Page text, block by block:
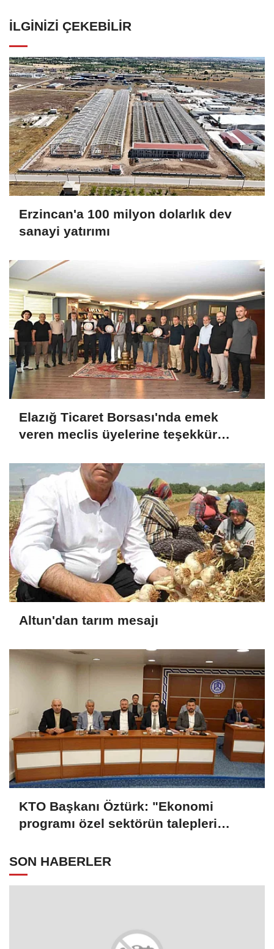
İLGINIZI ÇEKEBILIR
Erzincan'a 100 milyon dolarlık dev
sanayi yatırımı
Elazığ Ticaret Borsası'nda emek
veren meclis üyelerine teşekkür
Altun'dan tarım mesajı
KTO Başkanı Öztürk: "Ekonomi
programı özel sektörün talepleri
SON HABERLER